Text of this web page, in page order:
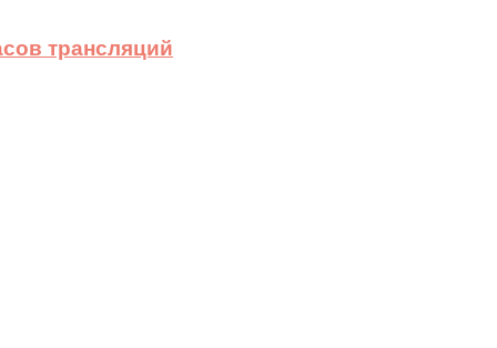
трансляций